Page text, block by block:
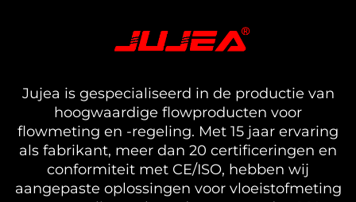
Jujea is gespecialiseerd in de productie van
hoogwaardige flowproducten voor
flowmeting en -regeling. Met 15 jaar ervaring
als fabrikant, meer dan 20 certificeringen en
conformiteit met CE/ISO, hebben wij
aangepaste oplossingen voor vloeistofmeting